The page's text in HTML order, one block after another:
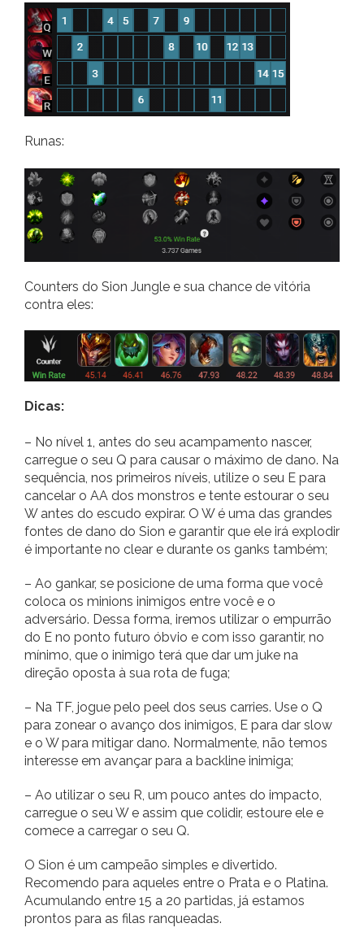
Runas:
Counters do Sion Jungle e sua chance de vitória
contra eles:
Dicas:
– No nível 1, antes do seu acampamento nascer,
carregue o seu Q para causar o máximo de dano. Na
sequência, nos primeiros níveis, utilize o seu E para
cancelar o AA dos monstros e tente estourar o seu
W antes do escudo expirar. O W é uma das grandes
fontes de dano do Sion e garantir que ele irá explodir
é importante no clear e durante os ganks também;
– Ao gankar, se posicione de uma forma que você
coloca os minions inimigos entre você e o
adversário. Dessa forma, iremos utilizar o empurrão
do E no ponto futuro óbvio e com isso garantir, no
mínimo, que o inimigo terá que dar um juke na
direção oposta à sua rota de fuga;
– Na TF, jogue pelo peel dos seus carries. Use o Q
para zonear o avanço dos inimigos, E para dar slow
e o W para mitigar dano. Normalmente, não temos
interesse em avançar para a backline inimiga;
– Ao utilizar o seu R, um pouco antes do impacto,
carregue o seu W e assim que colidir, estoure ele e
comece a carregar o seu Q.
O Sion é um campeão simples e divertido.
Recomendo para aqueles entre o Prata e o Platina.
Acumulando entre 15 a 20 partidas, já estamos
prontos para as filas ranqueadas.